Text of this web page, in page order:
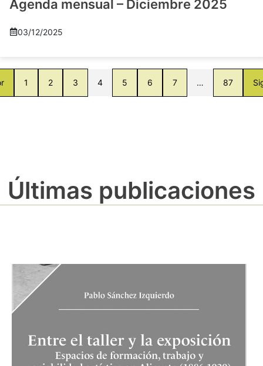
Agenda mensual – Diciembre 2025
03/12/2025
1 2 3 4 5 6 7 … 87
Últimas publicaciones